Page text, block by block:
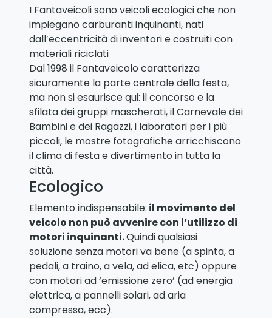
I Fantaveicoli sono veicoli ecologici che non
impiegano carburanti inquinanti, nati
dall’eccentricità di inventori e costruiti con
materiali riciclati
Dal 1998 il Fantaveicolo caratterizza
sicuramente la parte centrale della festa,
ma non si esaurisce qui: il concorso e la
sfilata dei gruppi mascherati, il Carnevale dei
Bambini e dei Ragazzi, i laboratori per i più
piccoli, le mostre fotografiche arricchiscono
il clima di festa e divertimento in tutta la
città.
Ecologico
Elemento indispensabile: il movimento del
veicolo non può avvenire con l’utilizzo di
motori inquinanti.Quindi qualsiasi
soluzione senza motori va bene (a spinta, a
pedali, a traino, a vela, ad elica, etc) oppure
con motori ad ‘emissione zero’ (ad energia
elettrica, a pannelli solari, ad aria
compressa, ecc).